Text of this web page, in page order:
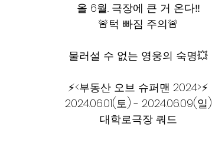
올 6월.. 극장에 큰 거 온다‼
🚨턱 빠짐 주의🚨
물러설 수 없는 영웅의 숙명💥
⚡<부동산 오브 슈퍼맨 2024>⚡
2024.06.01(토) - 2024.06.09(일)
대학로극장 쿼드